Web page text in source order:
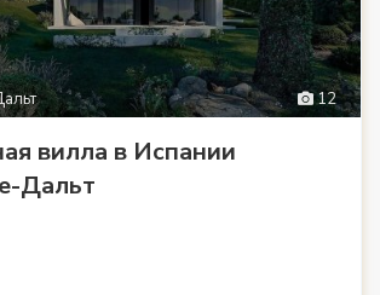
12
вилла в Испании
Дальт